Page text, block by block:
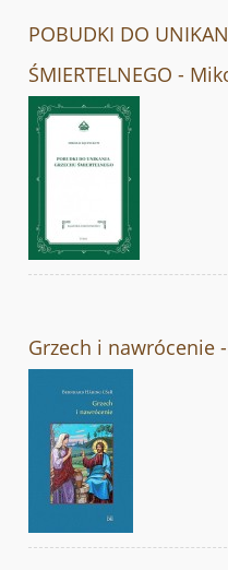
POBUDKI DO
ŚMIERTELNEGO -
Grzech i nawrócenie